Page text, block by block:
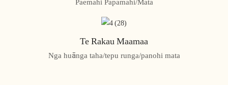
Te Rakau Maamaa
Nga huānga taha/tepu runga/panohi mata